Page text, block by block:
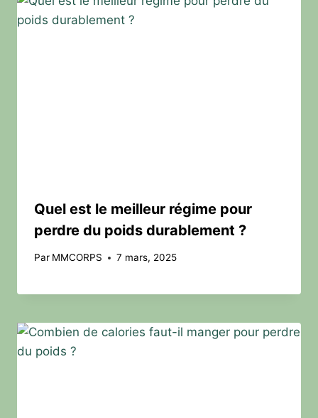
Quel est le meilleur régime pour
perdre du poids durablement ?
Par MMCORPS 7 mars, 2025